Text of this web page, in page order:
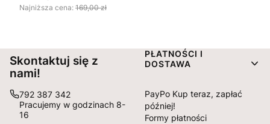
Najniższa cena: 169,00 zł
Skontaktuj się z
nami!
792 387 342
Pracujemy w godzinach 8-
16
Linki w stopce
PŁATNOŚCI I
DOSTAWA
PayPo Kup teraz, zapłać
później!
Formy płatności